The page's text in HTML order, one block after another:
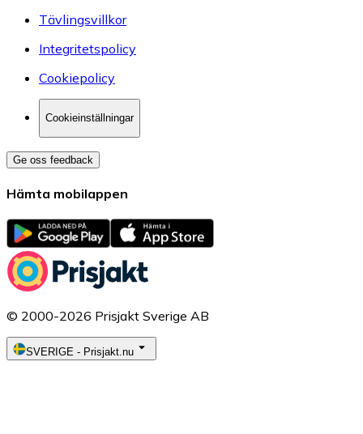
Tävlingsvillkor
Integritetspolicy
Cookiepolicy
Cookieinställningar
Ge oss feedback
Hämta mobilappen
© 2000-2026 Prisjakt Sverige AB
SVERIGE - Prisjakt.nu